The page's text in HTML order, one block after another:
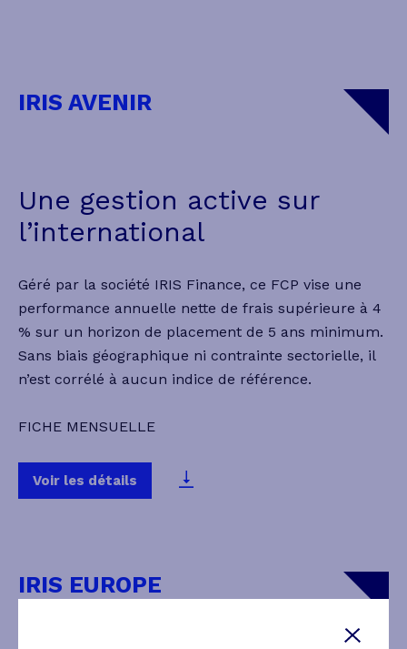
IRIS AVENIR
Une gestion active sur
l’international
Géré par la société IRIS Finance, ce FCP vise une
performance annuelle nette de frais supérieure à 4
% sur un horizon de placement de 5 ans minimum.
Sans biais géographique ni contrainte sectorielle, il
n’est corrélé à aucun indice de référence.
FICHE MENSUELLE
Voir les détails
IRIS EUROPE